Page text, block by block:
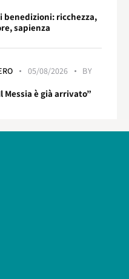
benedizioni: ricchezza,
sapienza
05/08/2026
BY
Messia è già arrivato”